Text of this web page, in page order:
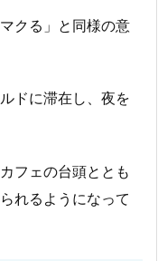
クる」と同様の意
ドに滞在し、夜を
フェの台頭ととも
れるようになって